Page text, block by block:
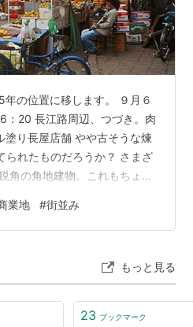
の位置に移します。 ９月６
：20 長江路周辺、つづき。肉
塗り長屋店舗 やや古そうな煉
られたものだろうか？ さまざ
角の角地建物。これもちょっ
人が店を見ながら歩いてい
まだ結構いた。 食材から日用
両？ 道端で中国将棋をする
少々老朽化した建物も多い。
業地 #街並み
もっと見る
23 ブックマーク